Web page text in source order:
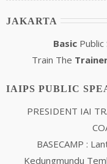
JAKARTA
BasicPublic
Train The
IAIPS PUBLIC
PRESIDENT IAI
BASECAMP :
Kedungmundu